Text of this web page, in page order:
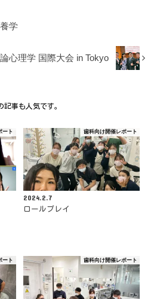
学
心理学 国際大会 in Tokyo
記事も人気です。
ート 歯科向け開催レポート
2024.2.7
ロールプレイ
ート 歯科向け開催レポート